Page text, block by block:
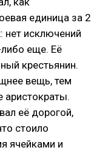
единица за 2
нет исключений
либо еще. Её
крестьянин.
вещь, тем
аристократы.
её дорогой,
стоило
ячейками и